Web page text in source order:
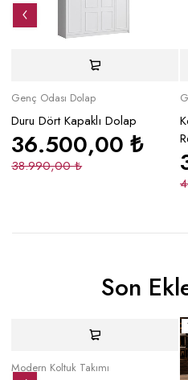
Genç Odası Dolap
Duru Dört Kapaklı Dolap
38.990,00₺
36.500,00₺
Son
Modern Koltuk Takımı